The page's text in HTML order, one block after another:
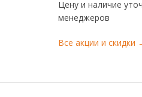
Цену и наличие
менеджеров
Все акции и скидки